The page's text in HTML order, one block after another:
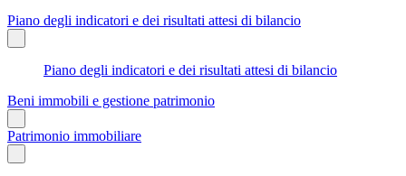
Piano degli indicatori e dei risultati attesi di bilancio
Piano degli indicatori e dei risultati attesi di bilancio
Beni immobili e gestione patrimonio
Patrimonio immobiliare